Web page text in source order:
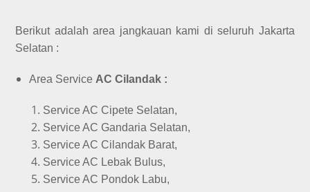
Berikut adalah area jangkauan kami di seluruh Jakarta
Selatan :
Area Service AC Cilandak :
Service AC Cipete Selatan,
Service AC Gandaria Selatan,
Service AC Cilandak Barat,
Service AC Lebak Bulus,
Service AC Pondok Labu,